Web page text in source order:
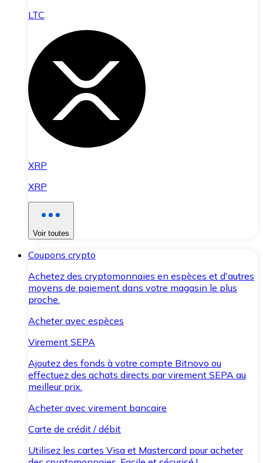
LTC
XRP
XRP
Voir toutes
Coupons crypto
Achetez des cryptomonnaies en espèces et d'autres
moyens de paiement dans votre magasin le plus
proche.
Acheter avec espèces
Virement SEPA
Ajoutez des fonds à votre compte Bitnovo ou
effectuez des achats directs par virement SEPA au
meilleur prix.
Acheter avec virement bancaire
Carte de crédit / débit
Utilisez les cartes Visa et Mastercard pour acheter